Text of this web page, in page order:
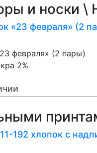
и носки \
«23 февраля» (2
февраля» (2 пары)
2%
192 хлопок с